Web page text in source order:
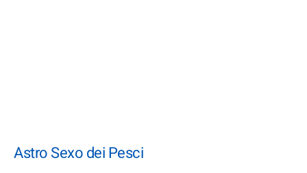
Astro Sexo dei Pesci